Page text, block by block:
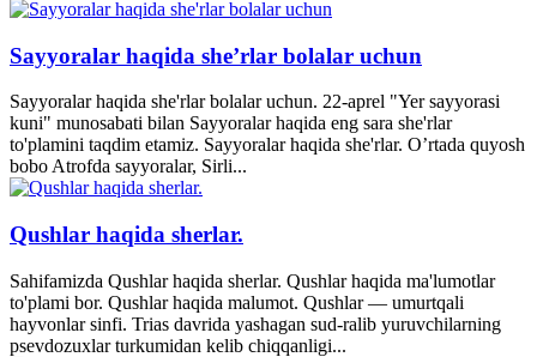
Sayyoralar haqida she’rlar bolalar uchun
Sayyoralar haqida she'rlar bolalar uchun. 22-aprel "Yer sayyorasi
kuni" munosabati bilan Sayyoralar haqida eng sara she'rlar
to'plamini taqdim etamiz. Sayyoralar haqida she'rlar. O’rtada quyosh
bobo Atrofda sayyoralar, Sirli...
Qushlar haqida sherlar.
Sahifamizda Qushlar haqida sherlar. Qushlar haqida ma'lumotlar
to'plami bor. Qushlar haqida malumot. Qushlar — umurtqali
hayvonlar sinfi. Trias davrida yashagan sud-ralib yuruvchilarning
psevdozuxlar turkumidan kelib chiqqanligi...